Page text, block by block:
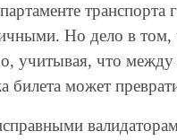
транспорта
Но дело в
учитывая, что
может